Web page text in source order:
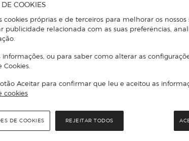
COOKIES
cookies próprias e de terceiros para melhorar os nossos
publicidade relacionada com as suas preferências,
informações, ou para saber como alterar as
Cookies.
Aceitar para confirmar que leu e aceitou as
cookies
REJEITAR TODOS
DE COOKIES